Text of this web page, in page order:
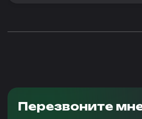
Перезвоните